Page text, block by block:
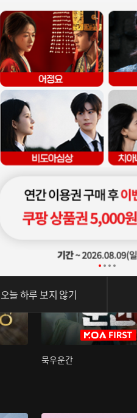
묵우운간
오늘 하루 보지 않기